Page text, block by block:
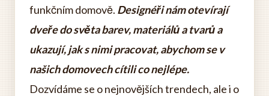
funkčním domově. Designéři nám otevírají
dveře do světa barev, materiálů a tvarů a
ukazují, jak s nimi pracovat, abychom se v
našich domovech cítili co nejlépe.
Dozvídáme se o nejnovějších trendech, ale i o